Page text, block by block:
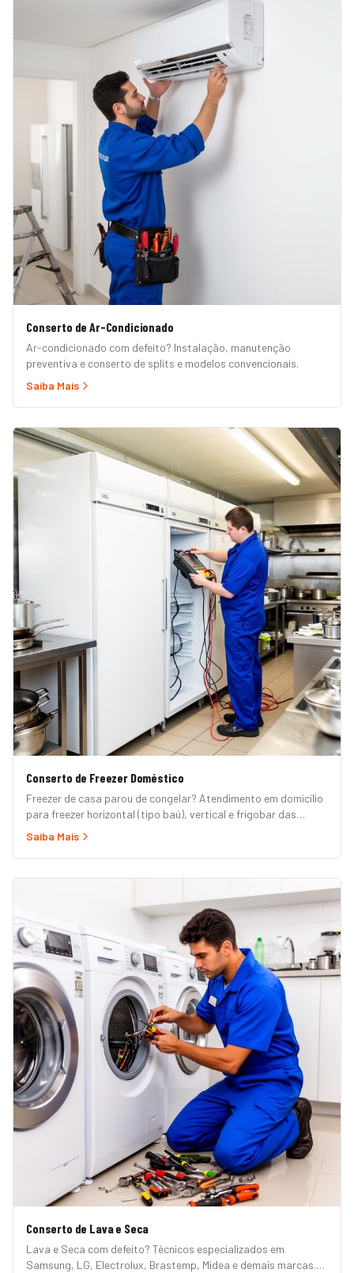
Conserto de Ar-Condicionado
Ar-condicionado com defeito? Instalação, manutenção
preventiva e conserto de splits e modelos convencionais.
Saiba Mais
Conserto de Freezer Doméstico
Freezer de casa parou de congelar? Atendimento em domicílio
para freezer horizontal (tipo baú), vertical e frigobar das
marcas Brastemp, Consul, Electrolux, Esmaltec, Philco e
de restaurante, padaria ou mercado, veja nossa página de
Freezer Comercial.)
Saiba Mais
Conserto de Lava e Seca
Lava e Seca com defeito? Técnicos especializados em
Samsung, LG, Electrolux, Brastemp, Midea e demais marcas.